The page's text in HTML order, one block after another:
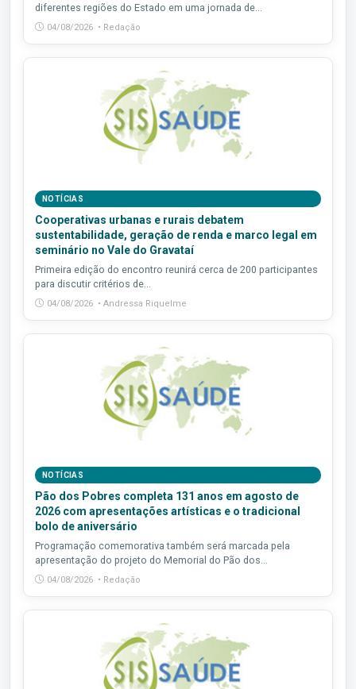
diferentes regiões do Estado em uma jornada de...
04/08/2026 • Redação
NOTÍCIAS
Cooperativas urbanas e rurais debatem
sustentabilidade, geração de renda e marco legal em
seminário no Vale do Gravataí
Primeira edição do encontro reunirá cerca de 200 participantes
para discutir critérios de...
04/08/2026 • Andressa Riquelme
NOTÍCIAS
Pão dos Pobres completa 131 anos em agosto de
2026 com apresentações artísticas e o tradicional
bolo de aniversário
Programação comemorativa também será marcada pela
apresentação do projeto do Memorial do Pão dos...
04/08/2026 • Redação